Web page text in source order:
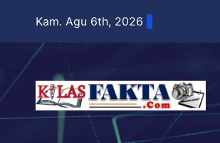
content
Kam. Agu 6th, 2026